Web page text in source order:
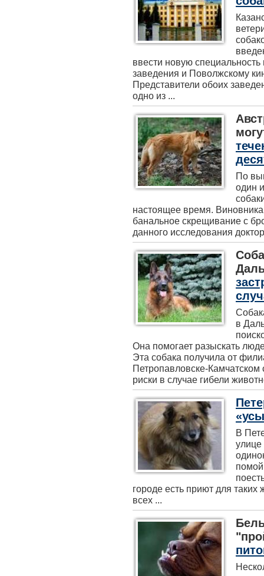
ввести новую
заведения и Поволжскому
Представители обоих
одно из ...
По
один
настоящее время.
банальное скрещивание с
данного исследования
в
Она помогает разыскать
Эта собака получила от
Петропавловске-Камчатском
риски в случае гибели
В
улице
городе есть приют для
всех ...